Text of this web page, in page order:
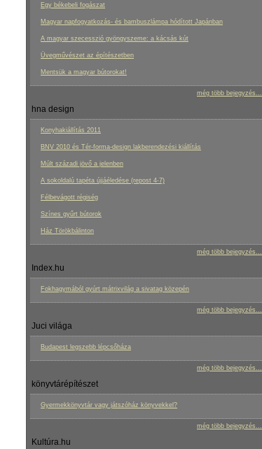
Egy békebeli fogászat
Magyar napfogyatkozás- és bambuszlámpa hódított Japánban
A magyar szecesszió gyöngyszeme: a kácsás kút
Üvegművészet az építészetben
Mentsük a magyar bútorokat!
még több bejegyzés...
hna design
Konyhakiállítás 2011
BNV 2010 és Tér-forma-design lakberendezési kiállítás
Múlt századi jövő a jelenben
A sokoldalú tapéta újjáéledése (repost 4-7)
Félbevágott régiség
Színes gyűrt bútorok
Ház Törökbálinton
még több bejegyzés...
Index.hu
Fokhagymából gyúrt mátrixvilág a sivatag közepén
még több bejegyzés...
Juci világa
Budapest legszebb lépcsőháza
még több bejegyzés...
könyvtárépítészet
Gyermekkönyvtár vagy játszóház könyvekkel?
még több bejegyzés...
Kultúra.hu